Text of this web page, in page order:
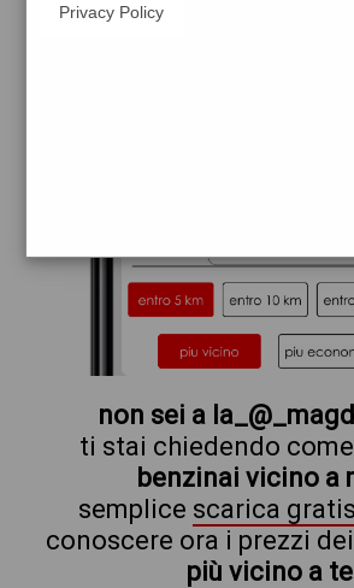
non sei a
ti stai chiedendo
benzinai vicino a
semplice scarica gratis
conoscere ora i prezzi
più vicino a te
Privacy Policy